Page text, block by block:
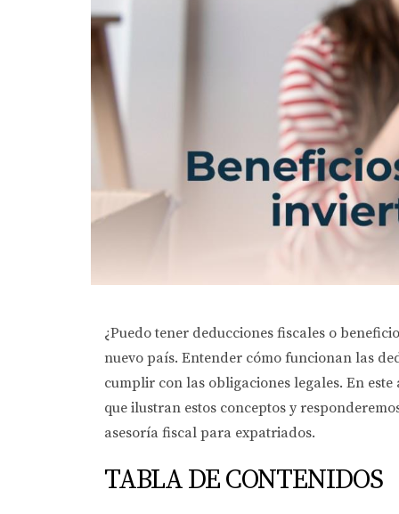
¿Puedo tener deducciones fiscales o
nuevo país. Entender cómo funcionan las
cumplir con las obligaciones legales. En
que ilustran estos conceptos y
asesoría fiscal para expatriados.
TABLA DE CONTENIDOS